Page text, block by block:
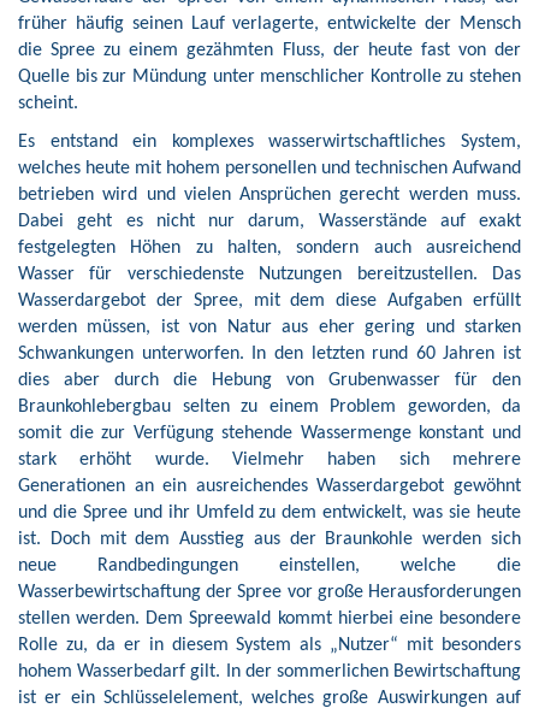
früher häufig seinen Lauf verlagerte, entwickelte der Mensch
die Spree zu einem gezähmten Fluss, der heute fast von der
Quelle bis zur Mündung unter menschlicher Kontrolle zu stehen
scheint.
Es entstand ein komplexes wasserwirtschaftliches System,
welches heute mit hohem personellen und technischen Aufwand
betrieben wird und vielen Ansprüchen gerecht werden muss.
Dabei geht es nicht nur darum, Wasserstände auf exakt
festgelegten Höhen zu halten, sondern auch ausreichend
Wasser für verschiedenste Nutzungen bereitzustellen. Das
Wasserdargebot der Spree, mit dem diese Aufgaben erfüllt
werden müssen, ist von Natur aus eher gering und starken
Schwankungen unterworfen. In den letzten rund 60 Jahren ist
dies aber durch die Hebung von Grubenwasser für den
Braunkohlebergbau selten zu einem Problem geworden, da
somit die zur Verfügung stehende Wassermenge konstant und
stark erhöht wurde. Vielmehr haben sich mehrere
Generationen an ein ausreichendes Wasserdargebot gewöhnt
und die Spree und ihr Umfeld zu dem entwickelt, was sie heute
ist. Doch mit dem Ausstieg aus der Braunkohle werden sich
neue Randbedingungen einstellen, welche die
Wasserbewirtschaftung der Spree vor große Herausforderungen
stellen werden. Dem Spreewald kommt hierbei eine besondere
Rolle zu, da er in diesem System als „Nutzer“ mit besonders
hohem Wasserbedarf gilt. In der sommerlichen Bewirtschaftung
ist er ein Schlüsselelement, welches große Auswirkungen auf